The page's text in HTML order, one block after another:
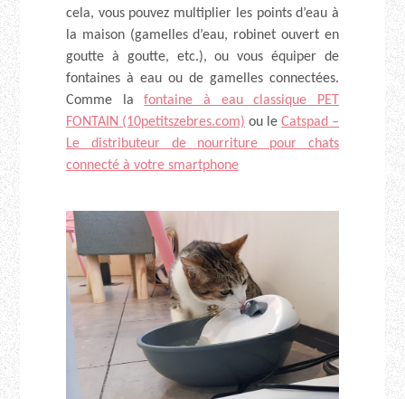
cela, vous pouvez multiplier les points d’eau à
la maison (gamelles d’eau, robinet ouvert en
goutte à goutte, etc.), ou vous équiper de
fontaines à eau ou de gamelles connectées.
Comme lafontaine à eau classique PET
FONTAIN (10petitszebres.com) ou leCatspad –
Le distributeur de nourriture pour chats
connecté à votre smartphone